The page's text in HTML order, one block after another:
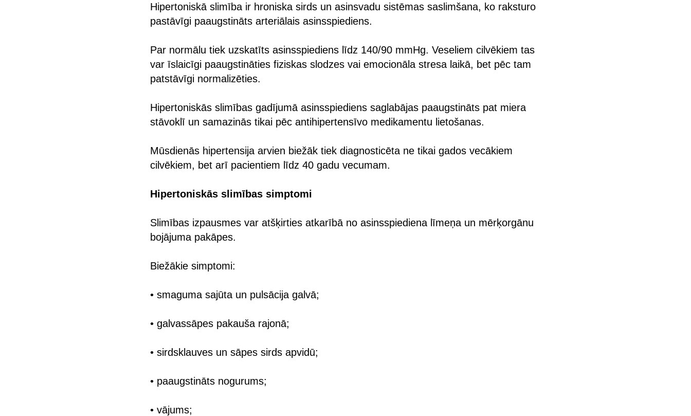
Hipertoniskā slimība ir hroniska sirds un asinsvadu sistēmas saslimšana, ko raksturo
pastāvīgi paaugstināts arteriālais asinsspiediens.
Par normālu tiek uzskatīts asinsspiediens līdz 140/90 mmHg. Veseliem cilvēkiem tas
var īslaicīgi paaugstināties fiziskas slodzes vai emocionāla stresa laikā, bet pēc tam
patstāvīgi normalizēties.
Hipertoniskās slimības gadījumā asinsspiediens saglabājas paaugstināts pat miera
stāvoklī un samazinās tikai pēc antihipertensīvo medikamentu lietošanas.
Mūsdienās hipertensija arvien biežāk tiek diagnosticēta ne tikai gados vecākiem
cilvēkiem, bet arī pacientiem līdz 40 gadu vecumam.
Hipertoniskās slimības simptomi
Slimības izpausmes var atšķirties atkarībā no asinsspiediena līmeņa un mērķorgānu
bojājuma pakāpes.
Biežākie simptomi:
• smaguma sajūta un pulsācija galvā;
• galvassāpes pakauša rajonā;
• sirdsklauves un sāpes sirds apvidū;
• paaugstināts nogurums;
• vājums;